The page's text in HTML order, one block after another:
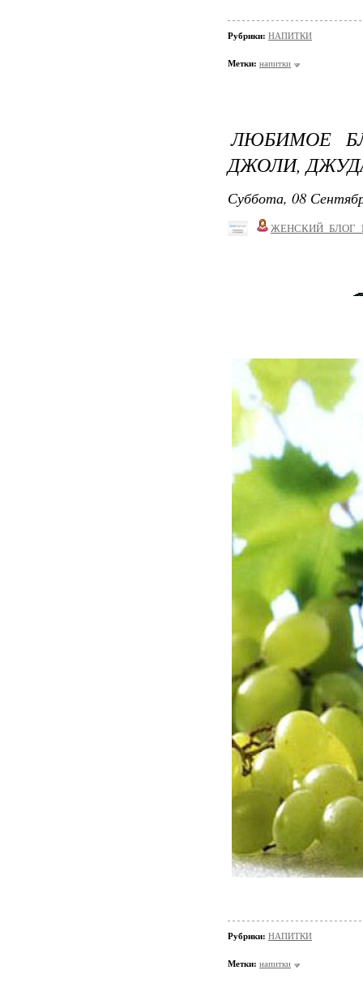
Рубрики: НАПИТКИ
Метки: напитки
ЛЮБИМОЕ
ДЖОЛИ,
Суббота, 08
Рубрики: НАПИТКИ
Метки: напитки